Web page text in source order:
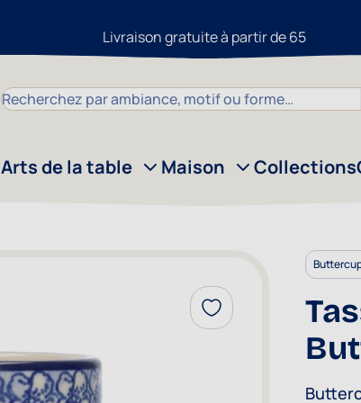
Livraison gratuite à partir de 65
Chercher
Arts de la table Maison Collections
Ajouter à la liste